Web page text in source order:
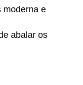
moderna e
abalar os